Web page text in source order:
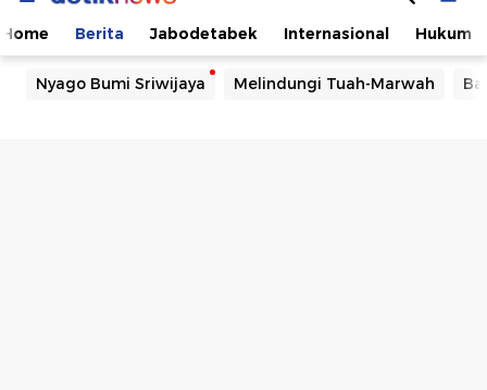
Home Berita Jabodetabek Internasional Hukum
Nyago Bumi Sriwijaya Melindungi Tuah-Marwah